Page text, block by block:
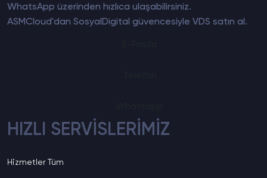
WhatsApp üzerinden hızlıca ulaşabilirsiniz.
ASMCloud'dan SosyalDigital güvencesiyle VDS satın al.
HIZLI SERVİSLERİMİZ
Hizmetler Tüm